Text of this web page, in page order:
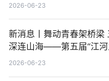
2026-06-23
新消息丨舞动青春架桥梁
深连山海——第五届“江河
中美青少年文化交流展演
2026-06-23